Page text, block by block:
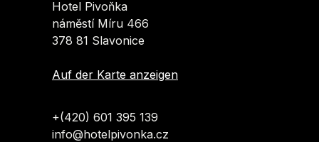
Hotel Pivoňka
náměstí Míru 466
378 81 Slavonice
Auf der Karte anzeigen
+(420) 601 395 139
info@hotelpivonka.cz